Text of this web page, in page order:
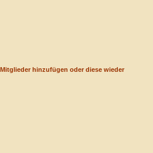
hinzufügen oder diese wieder